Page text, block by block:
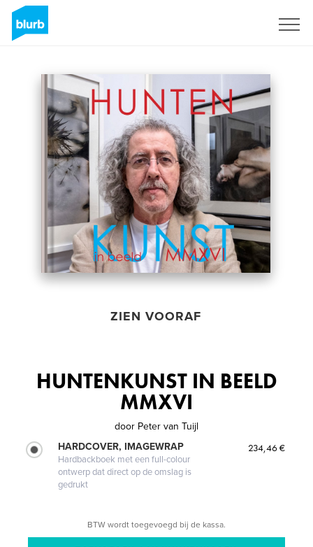
ZIEN VOORAF
HUNTENKUNST IN BEELD
MMXVI
door Peter van Tuijl
HARDCOVER, IMAGEWRAP
Hardbackboek met een full-colour
ontwerp dat direct op de omslag is
gedrukt
234,46 €
BTW wordt toegevoegd bij de kassa.